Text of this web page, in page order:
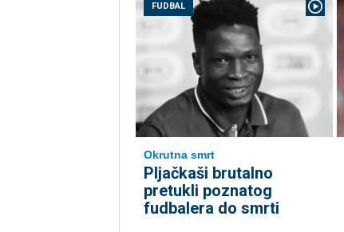
FUDBAL
Okrutna smrt
Pljačkaši brutalno
pretukli poznatog
fudbalera do smrti